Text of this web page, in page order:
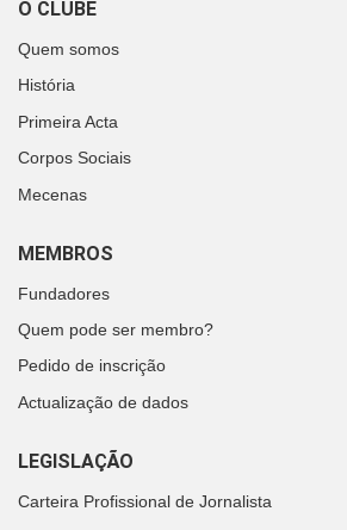
O CLUBE
Quem somos
História
Primeira Acta
Corpos Sociais
Mecenas
MEMBROS
Fundadores
Quem pode ser membro?
Pedido de inscrição
Actualização de dados
LEGISLAÇÃO
Carteira Profissional de Jornalista